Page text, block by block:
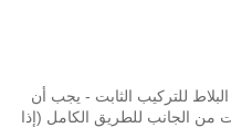
للتركيب الثابت - يجب أن
بعد 5-10 سنتيمترات من الجانب للطريق الكامل (إذا